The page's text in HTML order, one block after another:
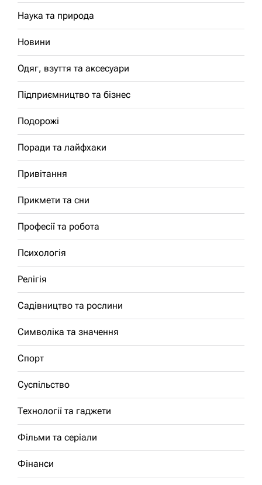
Наука та природа
Новини
Одяг, взуття та аксесуари
Підприємництво та бізнес
Подорожі
Поради та лайфхаки
Привітання
Прикмети та сни
Професії та робота
Психологія
Релігія
Садівництво та рослини
Символіка та значення
Спорт
Суспільство
Технології та гаджети
Фільми та серіали
Фінанси